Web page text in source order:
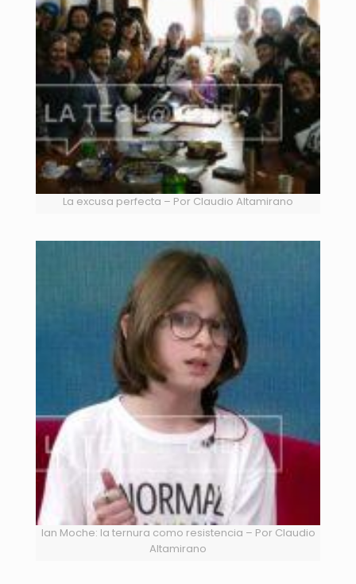
La excusa perfecta – Por Claudio Altamirano
Ian Moche: la ternura como resistencia – Por Claudio
Altamirano